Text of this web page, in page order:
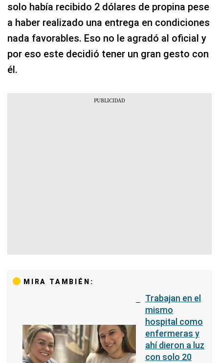
solo había recibido 2 dólares de propina pese
a haber realizado una entrega en condiciones
nada favorables. Eso no le agradó al oficial y
por eso este decidió tener un gran gesto con
él.
MIRA TAMBIÉN:
Trabajan en el
mismo
hospital como
enfermeras y
ahí dieron a luz
con solo 20